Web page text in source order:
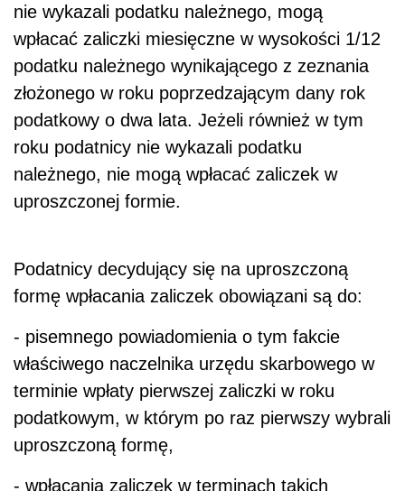
nie wykazali podatku należnego, mogą
wpłacać zaliczki miesięczne w wysokości 1/12
podatku należnego wynikającego z zeznania
złożonego w roku poprzedzającym dany rok
podatkowy o dwa lata. Jeżeli również w tym
roku podatnicy nie wykazali podatku
należnego, nie mogą wpłacać zaliczek w
uproszczonej formie.
Podatnicy decydujący się na uproszczoną
formę wpłacania zaliczek obowiązani są do:
- pisemnego powiadomienia o tym fakcie
właściwego naczelnika urzędu skarbowego w
terminie wpłaty pierwszej zaliczki w roku
podatkowym, w którym po raz pierwszy wybrali
uproszczoną formę,
- wpłacania zaliczek w terminach takich